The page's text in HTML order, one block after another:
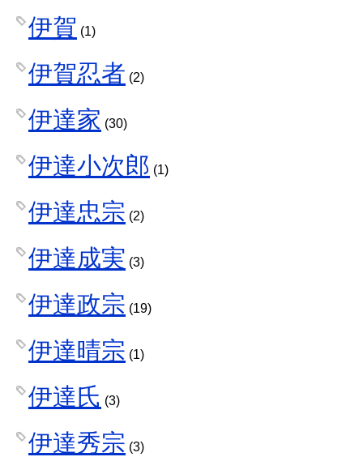
伊賀 (1)
伊賀忍者 (2)
伊達家 (30)
伊達小次郎 (1)
伊達忠宗 (2)
伊達成実 (3)
伊達政宗 (19)
伊達晴宗 (1)
伊達氏 (3)
伊達秀宗 (3)